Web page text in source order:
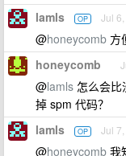
lamls OP Jul
@honeycomb 方
honeycomb
@lamls 怎么会
掉 spm 代码？
lamls OP Jul
@honeycomb 我